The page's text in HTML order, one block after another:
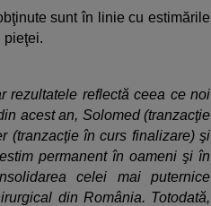
sunt în linie cu estimările
pieţei.
rezultatele reflectă ceea ce noi
acest an, Solomed (tranzacţie
(tranzacţie în curs finalizare) şi
permanent în oameni şi în
celei mai puternice
din România. Totodată,